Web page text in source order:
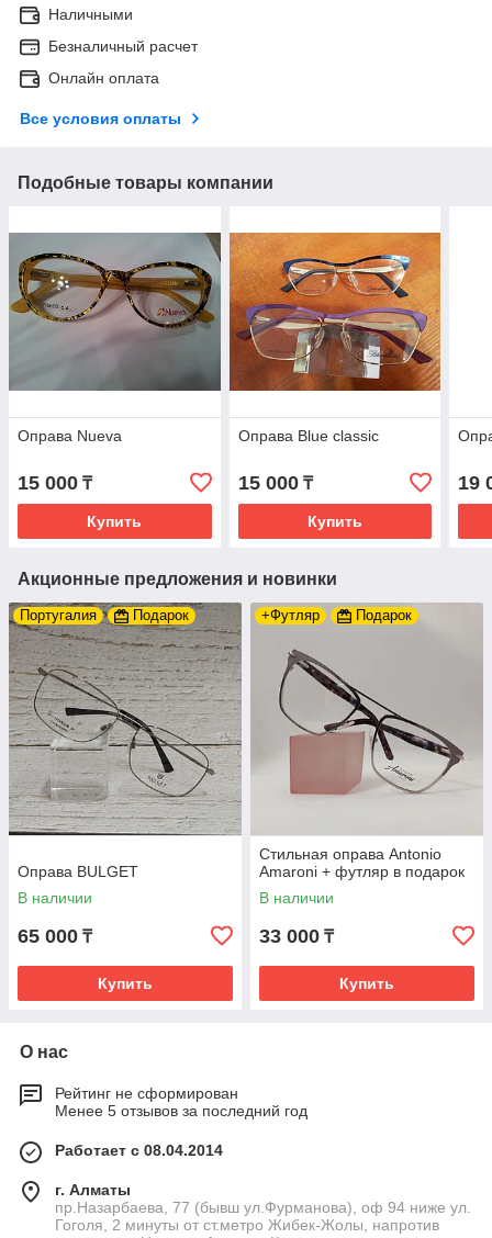
Наличными
Безналичный расчет
Онлайн оплата
Все условия оплаты
Подобные товары компании
Оправа Nueva
15 000 ₸
Купить
Оправа Blue classic
15 000₸
Купить
19
Акционные предложения и новинки
Португалия Подарок
Оправа BULGET
В наличии
65 000 ₸
Купить
+Футляр Подарок
Стильная оправа Antonio
Amaroni + футляр в подарок
В наличии
33 000 ₸
Купить
О нас
Рейтинг не сформирован
Менее 5 отзывов за последний год
Работает с 08.04.2014
г. Алматы
пр.Назарбаева, 77 (бывш ул.Фурманова), оф 94 ниже ул.
Гоголя, 2 минуты от ст.метро Жибек-Жолы, напротив